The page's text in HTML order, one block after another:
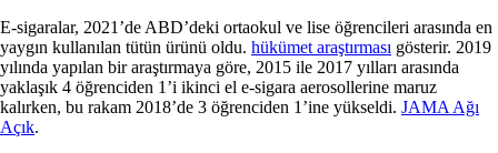
E-sigaralar, 2021’de ABD’deki ortaokul ve lise öğrencileri arasında en
yaygın kullanılan tütün ürünü oldu. hükümet araştırması gösterir. 2019
yılında yapılan bir araştırmaya göre, 2015 ile 2017 yılları arasında
yaklaşık 4 öğrenciden 1’i ikinci el e-sigara aerosollerine maruz
kalırken, bu rakam 2018’de 3 öğrenciden 1’ine yükseldi. JAMA Ağı
Açık.